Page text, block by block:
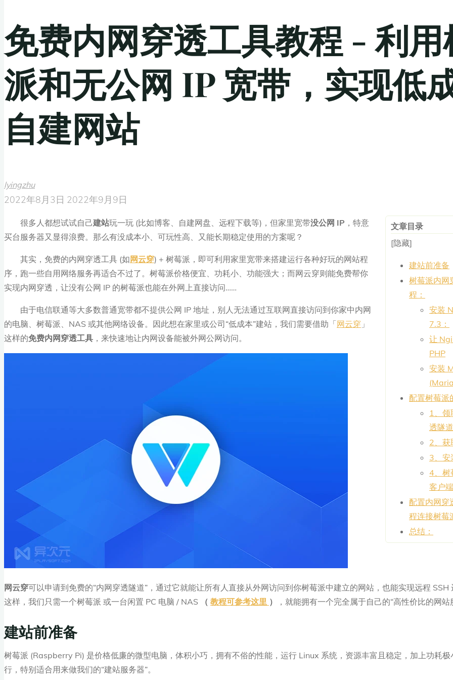
免费内网穿透工具教程 - 利用
派和无公网 IP 宽带，实现低
自建网站
lyingzhu
2022年8月3日 2022年9月9日
文章目录
[隐藏]
建站前准备
树莓派内网
程：
安装
7.3：
让
PHP
安装
配置树莓派
1、领
透隧
2、获
3、安
4、树
客户
配置内网穿
程连接树莓
总结：
很多人都想试试自己建站玩一玩 (比如博客、自建网盘、远程下载等)，但家里宽带没公网 IP ，特意
买台服务器又显得浪费。那么有没成本小、可玩性高、又能长期稳定使用的方案呢？
其实，免费的内网穿透工具 (如网云穿) + 树莓派，即可利用家里宽带来搭建运行各种好玩的网站程
序，跑一些自用网络服务再适合不过了。树莓派价格便宜、功耗小、功能强大；而网云穿则能免费帮你
实现内网穿透，让没有公网 IP 的树莓派也能在外网上直接访问……
由于电信联通等大多数普通宽带都不提供公网 IP 地址，别人无法通过互联网直接访问到你家中内网
的电脑、树莓派、NAS 或其他网络设备。因此想在家里或公司“低成本”建站，我们需要借助「网云穿 」
这样的免费内网穿透工具 ，来快速地让内网设备能被外网公网访问。
网云穿可以申请到免费的“内网穿透隧道”，通过它就能让所有人直接从外网访问到你树莓派中建立的网站，也能实现远程 SSH
这样，我们只需一个树莓派 或一台闲置 PC 电脑 / NAS
（ 教程可参考这里 ） ，就能拥有一个完全属于自己的“高性价比的网站
建站前准备
树莓派 (Raspberry Pi) 是价格低廉的微型电脑，体积小巧，拥有不俗的性能，运行 Linux 系统，资源丰富且稳定，加上功耗
行，特别适合用来做我们的“建站服务器”。